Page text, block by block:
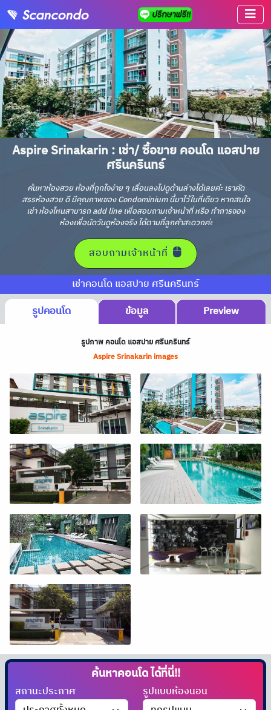
Aspire Srinakarin : เช่า/ ซื้อขาย คอนโด แอสปาย
ศรีนครินทร์
ค้นหาห้องสวย ห้องที่ถูกใจง่าย ๆ เลื่อนลงไปดูด้านล่างได้เลยค่ะ เราคัด
สรรห้องสวย ดี มีคุณภาพของ Condominium นี้มาไว้ในที่เดียว หากสนใจ
เช่า ห้องไหนสามารถ add line เพื่อสอบถามเจ้าหน้าที่ หรือ ทำการจอง
ห้องเพื่อนัดวันดูห้องจริง ได้ตามที่ลูกค้าสะดวกค่ะ
สอบถามเจ้าหน้าที่
เช่าคอนโด แอสปาย ศรีนครินทร์
รูปคอนโด
ข้อมูล Preview
รูปภาพ คอนโด แอสปาย ศรีนครินทร์
Aspire Srinakarin images
ค้นหาคอนโดได้ที่นี่!!
สถานะประกาศ รูปแบบห้องนอน